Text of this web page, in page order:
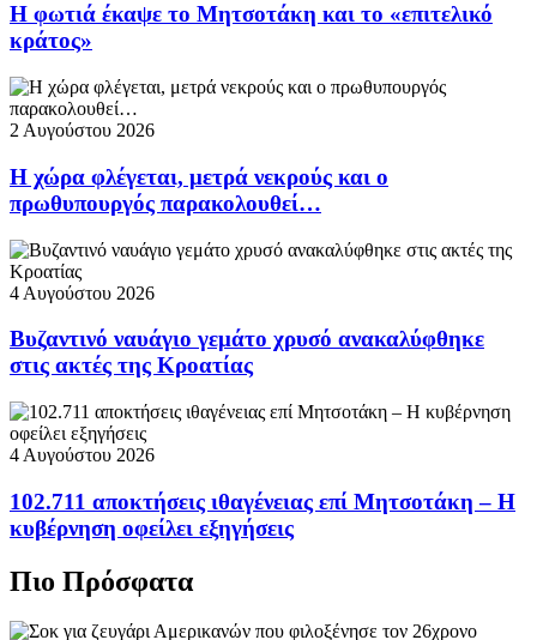
Η φωτιά έκαψε το Μητσοτάκη και το «επιτελικό
κράτος»
2 Αυγούστου 2026
Η χώρα φλέγεται, μετρά νεκρούς και ο
πρωθυπουργός παρακολουθεί…
4 Αυγούστου 2026
Βυζαντινό ναυάγιο γεμάτο χρυσό ανακαλύφθηκε
στις ακτές της Κροατίας
4 Αυγούστου 2026
102.711 αποκτήσεις ιθαγένειας επί Μητσοτάκη – Η
κυβέρνηση οφείλει εξηγήσεις
Πιο Πρόσφατα